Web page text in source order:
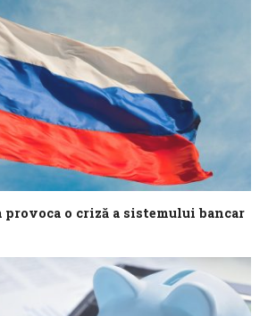
provoca o criză a sistemului bancar
parte a poverii economiei țării afectată de